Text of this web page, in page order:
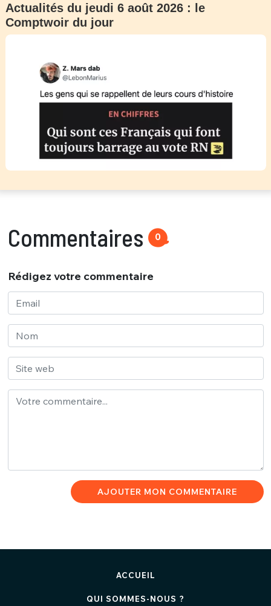
Actualités du jeudi 6 août 2026 : le
Comptwoir du jour
Commentaires 0
Rédigez votre commentaire
AJOUTER MON COMMENTAIRE
ACCUEIL
QUI SOMMES-NOUS ?